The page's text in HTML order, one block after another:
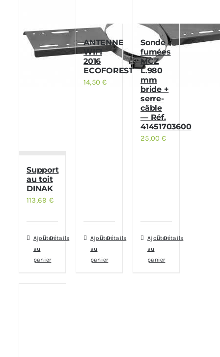
Support
au toit
DINAK
113,69 €
Ajouter
au
panier
Détails
ANTENNE
WIFI
2016
ECOFOREST
14,50€
Ajouter
au
panier
Détails
Sonde
fumées
MCZ
L.980
mm
bride +
serre-
câble
— Réf.
41451703600
25,00€
Ajouter
au
panier
Détails